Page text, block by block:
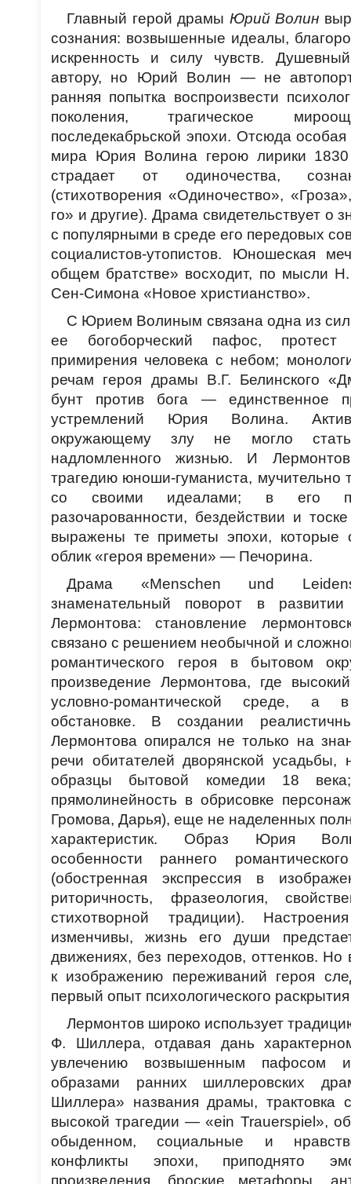
Главный герой драмы Юрий Волин
сознания: возвышенные идеалы,
искренность и силу чувств.
автору, но Юрий Волин — не
ранняя попытка воспроизвести
поколения, трагическое
последекабрьской эпохи. Отсюда особая
мира Юрия Волина герою лирики 1830
страдает от одиночества,
(стихотворения «Одиночество»,
го» и другие). Драма свидетельствует о
с популярными в среде его передовых
социалистов-утопистов. Юношеская
общем братстве» восходит, по мысли Н.
Сен-Симона «Новое христианство».
С Юрием Волиным связана одна из
ее богоборческий пафос,
примирения человека с небом;
речам героя драмы В.Г. Белинского
бунт против бога — единственное
устремлений Юрия Волина.
окружающему злу не могло
надломленного жизнью. И
трагедию юноши-гуманиста, мучительно
со своими идеалами; в его
разочарованности, бездействии и
выражены те приметы эпохи, которые
облик «героя времени» — Печорина.
Драма «Menschen und
знаменательный поворот в развитии
Лермонтова: становление
связано с решением необычной и
романтического героя в бытовом
произведение Лермонтова, где
условно-романтической среде, а в
обстановке. В создании
Лермонтова опирался не только на
речи обитателей дворянской усадьбы,
образцы бытовой комедии 18
прямолинейность в обрисовке
Громова, Дарья), еще не наделенных
характеристик. Образ Юрия
особенности раннего
(обостренная экспрессия в
риторичность, фразеология,
стихотворной традиции).
изменчивы, жизнь его души
движениях, без переходов, оттенков.
к изображению переживаний героя
первый опыт психологического
Лермонтов широко использует
Ф. Шиллера, отдавая дань
увлечению возвышенным пафосом
образами ранних шиллеровских
Шиллера» названия драмы, трактовка
высокой трагедии — «ein Trauerspiel»,
обыденном, социальные и
конфликты эпохи, приподнято
произведения, броские метафоры,